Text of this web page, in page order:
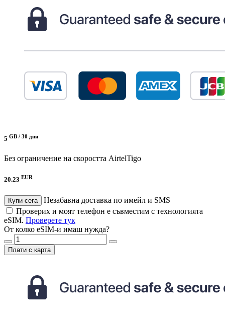
5 GB / 30 дни
Без ограничение на скоростта AirtelTigo
20.23 EUR
Купи сега
Незабавна доставка по имейл и SMS
Проверих и моят телефон е съвместим с технологията
eSIM. Проверете тук
От колко eSIM-и имаш нужда?
Плати с карта